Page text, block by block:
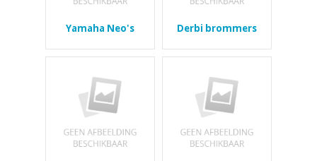
Yamaha Neo's Derbi brommers